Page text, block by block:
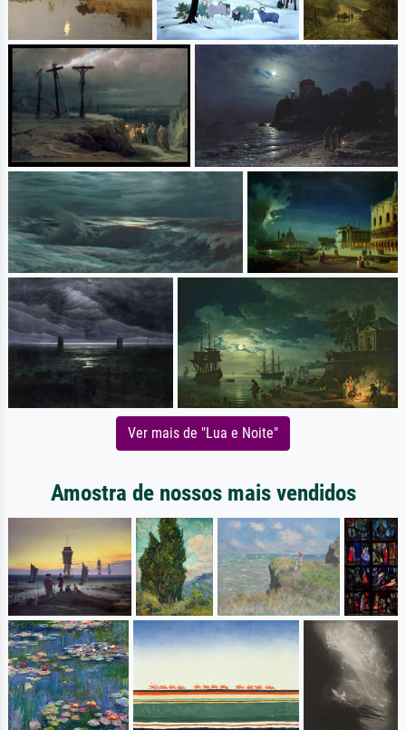
Ver mais de "Lua e Noite"
Amostra de nossos mais vendidos